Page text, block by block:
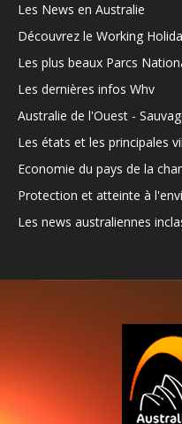
Les News en Australie
Découvrez le Working
Les plus beaux Parcs
Les dernières infos Whv
Australie de l'Ouest -
Les états et les principales
Economie du pays de la
Protection et atteinte à
Les news australiennes